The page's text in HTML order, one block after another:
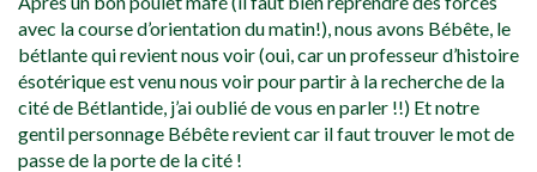
avec la course d’orientation du matin!), nous avons Bébête, le
bétlante qui revient nous voir (oui, car un professeur d’histoire
ésotérique est venu nous voir pour partir à la recherche de la
cité de Bétlantide, j’ai oublié de vous en parler !!) Et notre
gentil personnage Bébête revient car il faut trouver le mot de
passe de la porte de la cité !